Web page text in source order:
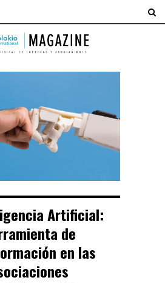
Artificial:
de
en las